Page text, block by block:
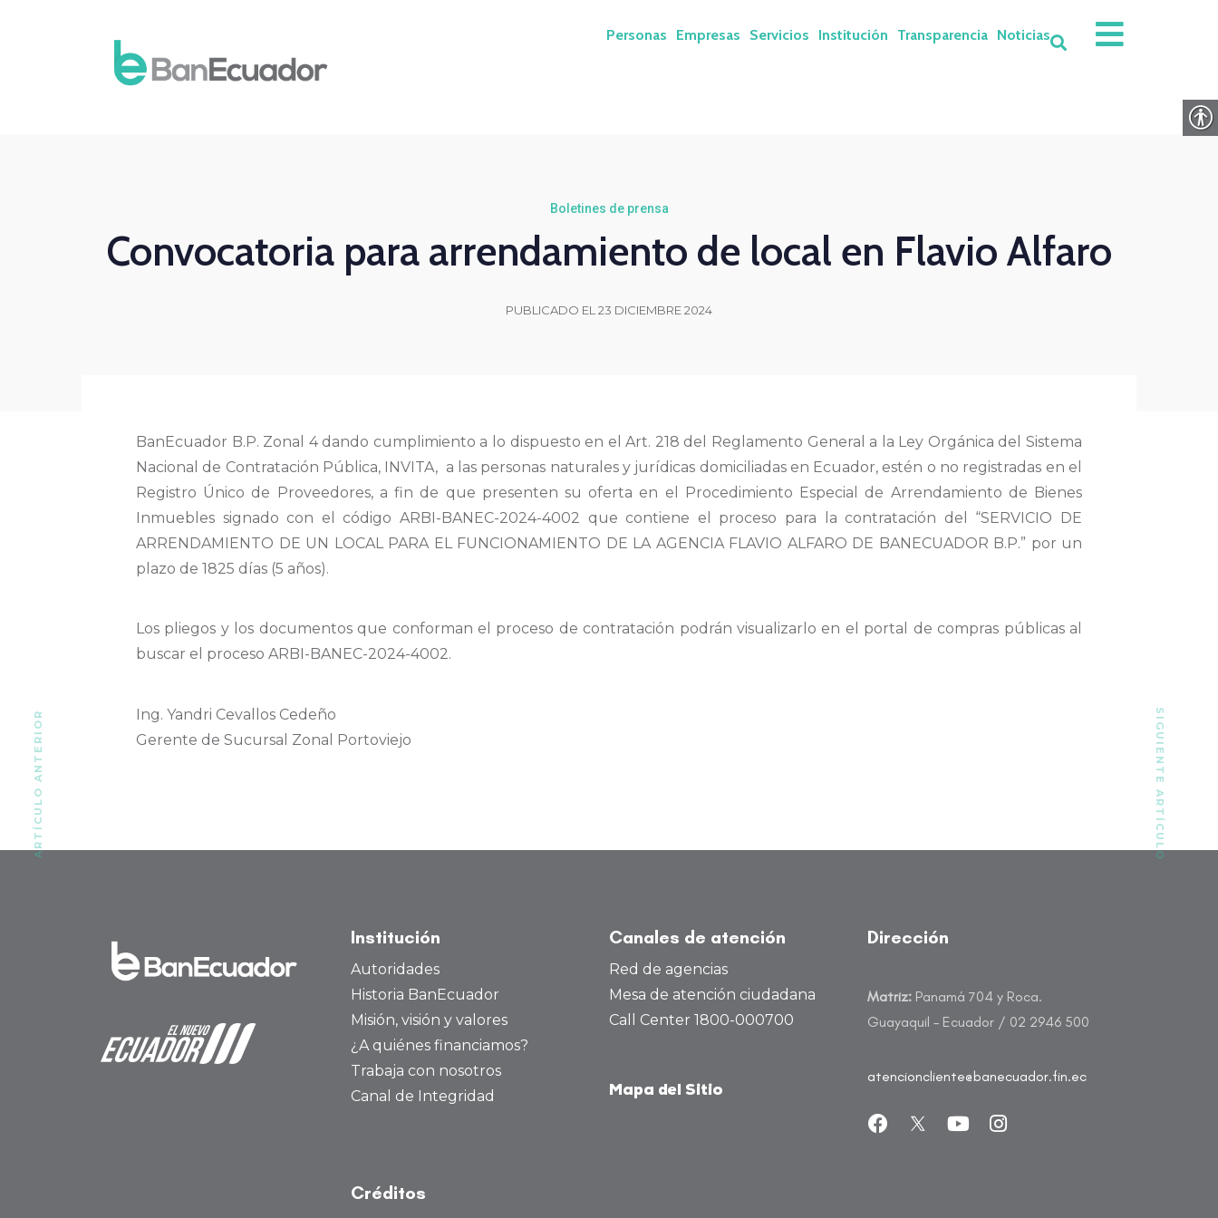
Personas Empresas Servicios Institución Transparencia Noticias
Boletines de prensa
Convocatoria para arrendamiento de local en Flavio Alfaro
PUBLICADO EL 23 DICIEMBRE 2024
BanEcuador B.P. Zonal 4 dando cumplimiento a lo dispuesto en el Art. 218 del Reglamento General a la Ley Orgánica del Sistema
Nacional de Contratación Pública, INVITA, a las personas naturales y jurídicas domiciliadas en Ecuador, estén o no registradas en el
Registro Único de Proveedores, a fin de que presenten su oferta en el Procedimiento Especial de Arrendamiento de Bienes
Inmuebles signado con el código ARBI-BANEC-2024-4002 que contiene el proceso para la contratación del “SERVICIO DE
ARRENDAMIENTO DE UN LOCAL PARA EL FUNCIONAMIENTO DE LA AGENCIA FLAVIO ALFARO DE BANECUADOR B.P.” por un
plazo de 1825 días (5 años).
Los pliegos y los documentos que conforman el proceso de contratación podrán visualizarlo en el portal de compras públicas al
buscar el proceso ARBI-BANEC-2024-4002.
Ing. Yandri Cevallos Cedeño
Gerente de Sucursal Zonal Portoviejo
ARTÍCULO ANTERIOR SIGUIENTE ARTÍCULO
Institución
Autoridades
Historia BanEcuador
Misión, visión y valores
¿A quiénes financiamos?
Trabaja con nosotros
Canal de Integridad
Créditos
Canales de atención
Red de agencias
Mesa de atención ciudadana
Call Center 1800-000700
Mapa del Sitio
Dirección
Matriz: Panamá 704 y Roca.
Guayaquil – Ecuador / 02 2946 500
atencioncliente@banecuador.fin.ec